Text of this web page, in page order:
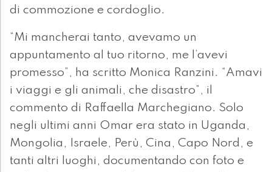
di commozione e cordoglio.
“Mi mancherai tanto, avevamo un
appuntamento al tuo ritorno, me l’avevi
promesso”, ha scritto Monica Ranzini. “Amavi
i viaggi e gli animali, che disastro”, il
commento di Raffaella Marchegiano. Solo
negli ultimi anni Omar era stato in Uganda,
Mongolia, Israele, Perù, Cina, Capo Nord, e
tanti altri luoghi, documentando con foto e